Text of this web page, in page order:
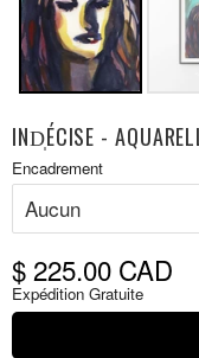
IND̩ÉCISE -
Prix
réduit
Encadrement
$ 225.00 CAD
Expédition Gratuite